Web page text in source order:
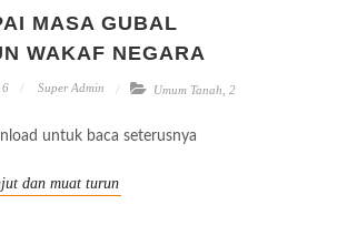
MASA GUBAL
WAKAF NEGARA
Super Admin Umum Tanah 2
untuk baca seterusnya
dan muat turun